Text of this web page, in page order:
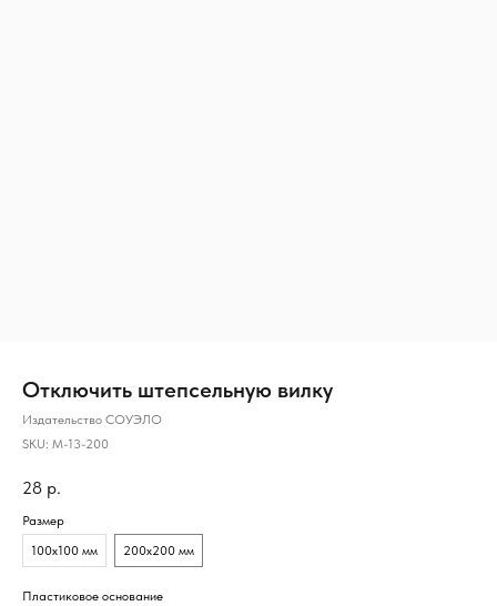
Отключить штепсельную вилку
Издательство СОУЭЛО
SKU: М-13-200
28 р.
Размер
100х100 мм
200х200 мм
Пластиковое основание